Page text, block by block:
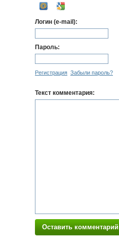
Логин (e-mail):
Пароль:
Регистрация Забыли пароль?
Текст комментария:
Оставить комментарий